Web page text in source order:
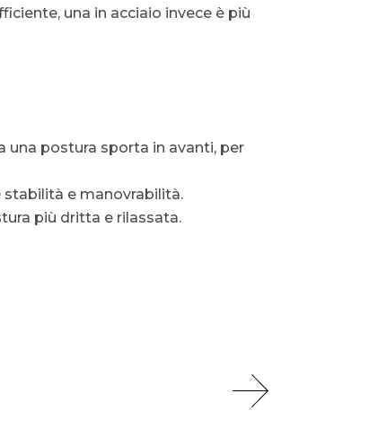
una in acciaio invece è più
una postura sporta in avanti, per
stabilità e manovrabilità.
più dritta e rilassata.